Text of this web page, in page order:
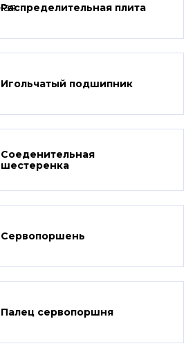
Распределительная плита
Игольчатый подшипник
Соеденительная
шестеренка
Сервопоршень
Палец сервопоршня